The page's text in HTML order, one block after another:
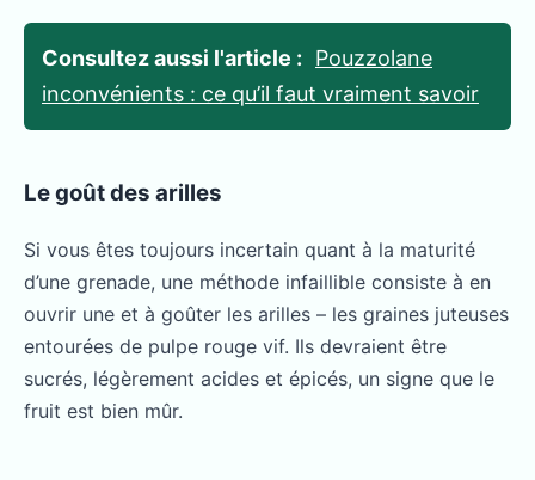
Consultez aussi l'article :
Pouzzolane
inconvénients : ce qu’il faut vraiment savoir
Le goût des arilles
Si vous êtes toujours incertain quant à la maturité
d’une grenade, une méthode infaillible consiste à en
ouvrir une et à goûter les arilles – les graines juteuses
entourées de pulpe rouge vif. Ils devraient être
sucrés, légèrement acides et épicés, un signe que le
fruit est bien mûr.